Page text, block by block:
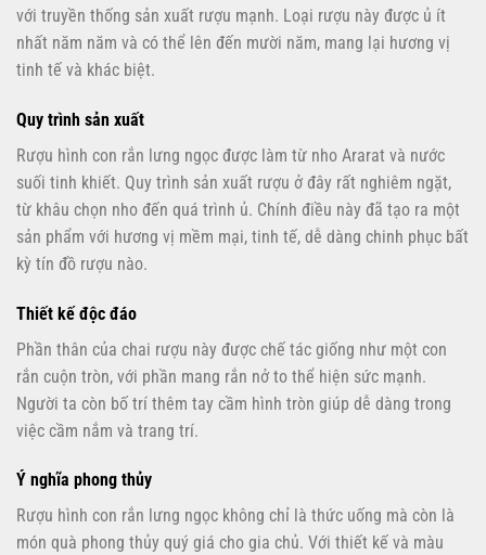
với truyền thống sản xuất rượu mạnh. Loại rượu này được ủ ít
nhất năm năm và có thể lên đến mười năm, mang lại hương vị
tinh tế và khác biệt.
Quy trình sản xuất
Rượu hình con rắn lưng ngọc được làm từ nho Ararat và nước
suối tinh khiết. Quy trình sản xuất rượu ở đây rất nghiêm ngặt,
từ khâu chọn nho đến quá trình ủ. Chính điều này đã tạo ra một
sản phẩm với hương vị mềm mại, tinh tế, dễ dàng chinh phục bất
kỳ tín đồ rượu nào.
Thiết kế độc đáo
Phần thân của chai rượu này được chế tác giống như một con
rắn cuộn tròn, với phần mang rắn nở to thể hiện sức mạnh.
Người ta còn bố trí thêm tay cầm hình tròn giúp dễ dàng trong
việc cầm nắm và trang trí.
Ý nghĩa phong thủy
Rượu hình con rắn lưng ngọc không chỉ là thức uống mà còn là
món quà phong thủy quý giá cho gia chủ. Với thiết kế và màu